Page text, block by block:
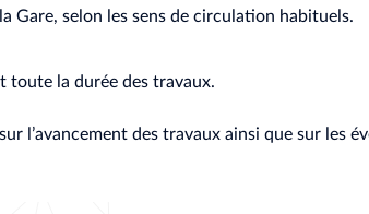
Gare, selon les sens de circulation habituels.
toute la durée des travaux.
l’avancement des travaux ainsi que sur les